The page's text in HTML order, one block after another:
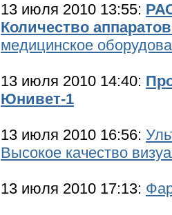
13 июля 2010 13:55:
Количество
медицинское
13 июля 2010 14:40:
Юнивет-1
13 июля 2010 16:56:
Высокое качество
13 июля 2010 17:13: